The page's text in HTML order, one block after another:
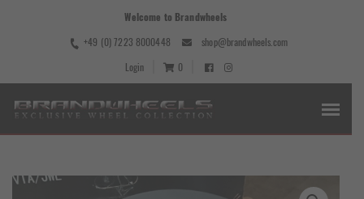
Welcome to Brandwheels
+49 (0) 7223 8000448
shop@brandwheels.com
Login
0